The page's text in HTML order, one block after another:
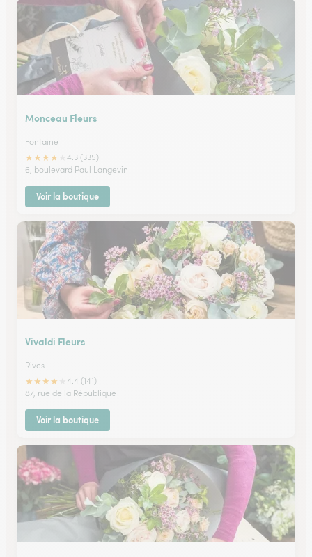
Monceau Fleurs
Fontaine
★★★★
4.3 (335)
6, boulevard Paul Langevin
Voir la boutique
Vivaldi Fleurs
Rives
★★★★
4.4 (141)
87, rue de la République
Voir la boutique